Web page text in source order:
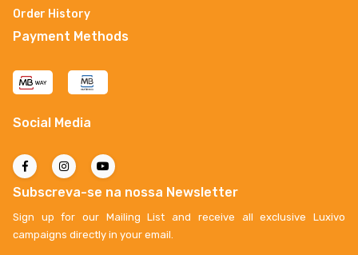
Order History
Payment Methods
Social Media
Subscreva-se na nossa Newsletter
Sign up for our Mailing List and receive all exclusive Luxivo
campaigns directly in your email.